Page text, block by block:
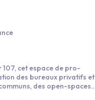
107, cet espace de pro-
des bureaux privatifs et
des open-spaces